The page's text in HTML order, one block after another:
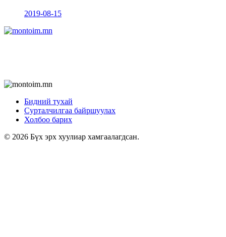
2019-08-15
Бидний тухай
Сурталчилгаа байршуулах
Холбоо барих
© 2026 Бүх эрх хуулиар хамгаалагдсан.